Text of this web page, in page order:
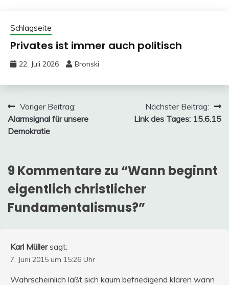
Schlagseite
Privates ist immer auch politisch
22. Juli 2026 Bronski
Beitragsnavigation
Voriger Beitrag:
Alarmsignal für unsere
Demokratie
Nächster Beitrag:
Link des Tages: 15.6.15
9 Kommentare zu “Wann beginnt
eigentlich christlicher
Fundamentalismus?”
Karl Müller sagt:
7. Juni 2015 um 15:26 Uhr
Wahrscheinlich läßt sich kaum befriedigend klären wann